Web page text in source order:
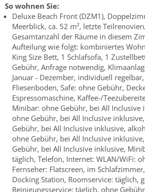
So wohnen Sie:
Deluxe Beach Front (DZM1),
Meerblick, ca. 52 m², letzte
Gesamtanzahl der Räume in diesem
Aufteilung wie folgt: kombiniertes
King Size Bett, 1 Schlafsofa, 1
Gebühr, Anfrage notwendig,
Januar - Dezember, individuell
Fliesenboden, Safe: ohne Gebühr,
Espressomaschine, Kaffee-/
Minibar: ohne Gebühr, bei All Inclusive
ohne Gebühr, bei All Inclusive
Gebühr, bei All Inclusive inklusive,
ohne Gebühr, bei All Inclusive
Gebühr, bei All Inclusive inklusive,
täglich, Telefon, Internet: WLAN/WiFi:
Fernseher: Flatscreen, im
Docking Station, Roomservice: täglich,
Reinigungsservice: täglich, ohne